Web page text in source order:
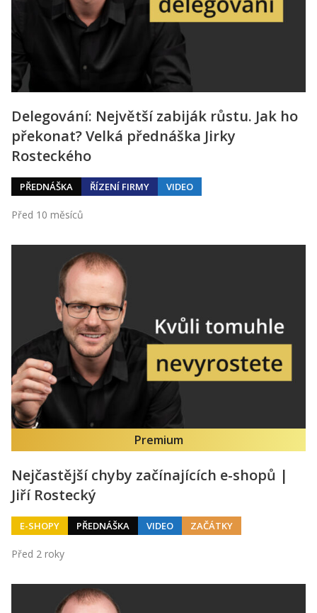
Delegování: Největší zabiják růstu. Jak ho
překonat? Velká přednáška Jirky
Rosteckého
PŘEDNÁŠKA ŘÍZENÍ FIRMY VIDEO
Před 10 měsíců
Premium
Nejčastější chyby začínajících e-shopů |
Jiří Rostecký
E-SHOPY PŘEDNÁŠKA VIDEO ZAČÁTKY
Před 2 roky